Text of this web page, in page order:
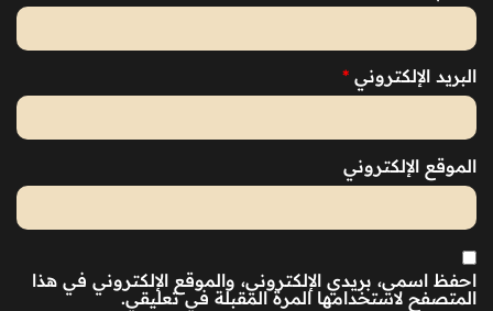
البريد الإلكتروني *
الموقع الإلكتروني
احفظ اسمي، بريدي الإلكتروني، والموقع الإلكتروني في هذا
المتصفح لاستخدامها المرة المقبلة في تعليقي.